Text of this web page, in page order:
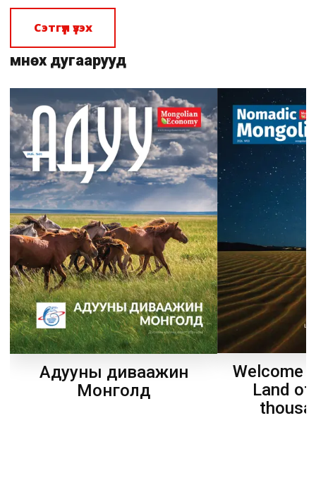
Сэтгүүл үзэх
Өмнөх дугаарууд
Адууны диваажин
Монголд
Welcome
Land of